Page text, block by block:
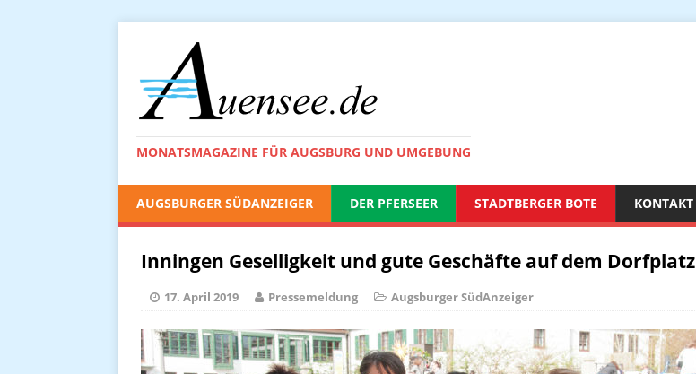
MONATSMAGAZINE FÜR AUGSBURG UND UMGEBUNG
AUGSBURGER SÜDANZEIGER DER PFERSEER STADTBERGER BOTE KONTAKT
Inningen Geselligkeit und gute Geschäfte auf dem Dorfplatz
17. April 2019 Pressemeldung Augsburger SüdAnzeiger